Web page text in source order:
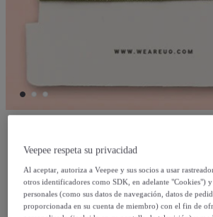
Uo
Pulsera Tela Elástica "Team
Modelo: Pulsera Tela Elástica
Veepee respeta su privacidad
Al aceptar, autoriza a Veepee y sus socios a usar
otros identificadores como SDK, en adelante "Cookies") y
personales (como sus datos de navegación, datos de
proporcionada en su cuenta de miembro) con el fin de